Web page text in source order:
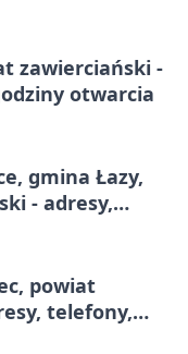
zawierciański -
otwarcia
gmina Łazy,
- adresy,
powiat
telefony,